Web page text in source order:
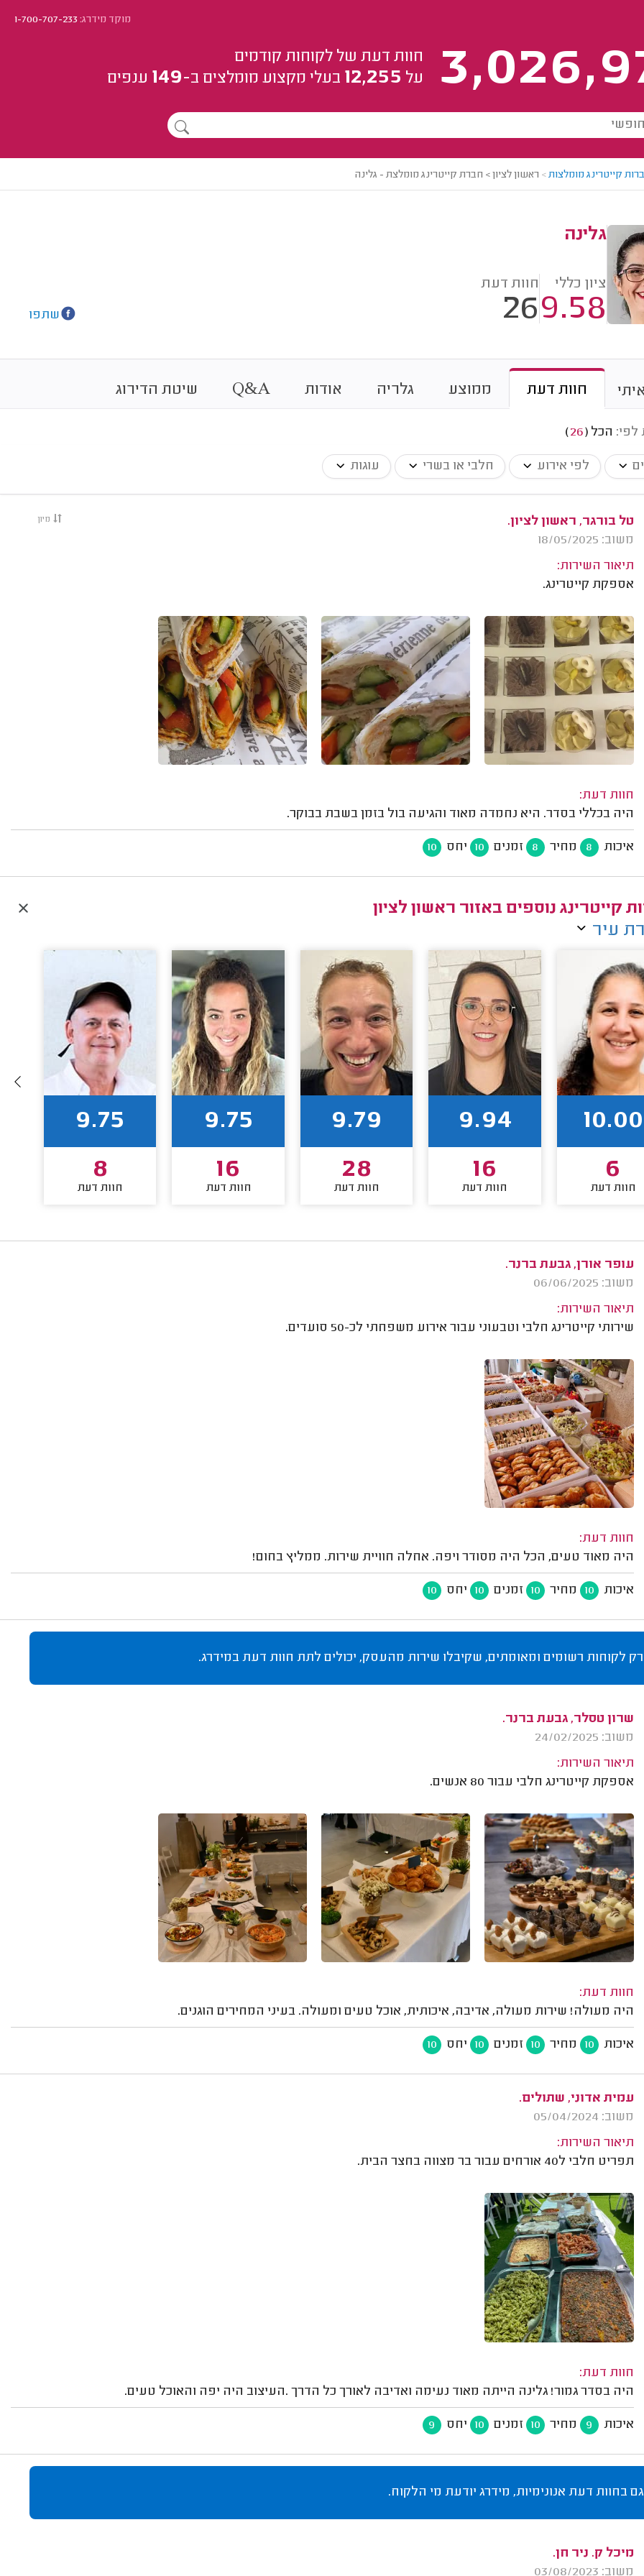
מוקד מידרג:1-700-707-233
חוות דעת של לקוחות קודמים
על 12,255 בעלי מקצוע מומלצים ב-149 ענפים
קייטרינג מומלצות> ראשון לציון > חברת קייטרינג מומלצת - גלינה
גלינה
ציון כללי
9.58
חוות דעת
26 שתפו
חוות דעת ממוצע גלריה אודות Q&A שיטת הדירוג
לפי: הכל (
26
)
לפי אירוע חלבי או בשרי עוגות
מיון
טל בורגר, ראשון לציון.
משוב: 18/05/2025
תיאור השירות:
אספקת קייטרינג.
חוות דעת:
היה בכללי בסדר. היא נחמדה מאוד והגיעה בול בזמן בשבת בבוקר.
איכות 8 מחיר 8 זמנים 10 יחס 10
קייטרינג נוספים באזור ראשון לציון
עיר
10.00
6
חוות דעת
9.94
16
חוות דעת
9.79
28
חוות דעת
9.75
16
חוות דעת
9.75
8
חוות דעת
עופר אורן, גבעת ברנר.
משוב: 06/06/2025
תיאור השירות:
שירותי קייטרינג חלבי וטבעוני עבור אירוע משפחתי לכ-50 סועדים.
חוות דעת:
היה מאוד טעים, הכל היה מסודר ויפה. אחלה חוויית שירות. ממליץ בחום!
איכות 10 מחיר 10 זמנים 10 יחס 10
רק לקוחות רשומים ומאומתים, שקיבלו שירות מהעסק, יכולים לתת חוות דעת במידרג.
שרון טסלר, גבעת ברנר.
משוב: 24/02/2025
תיאור השירות:
אספקת קייטרינג חלבי עבור 80 אנשים.
חוות דעת:
היה מעולה! שירות מעולה, אדיבה, איכותית, אוכל טעים ומעולה. בעיני המחירים הוגנים.
איכות 10 מחיר 10 זמנים 10 יחס 10
עמית אדוני, שתולים.
משוב: 05/04/2024
תיאור השירות:
תפריט חלבי ל40 אורחים עבור בר מצווה בחצר הבית.
חוות דעת:
היה בסדר גמור! גלינה הייתה מאוד נעימה ואדיבה לאורך כל הדרך .העיצוב היה יפה והאוכל טעים.
איכות 9 מחיר 10 זמנים 10 יחס 9
גם בחוות דעת אנונימיות, מידרג יודעת מי הלקוח.
מיכל ק. ניר חן.
משוב: 03/08/2023